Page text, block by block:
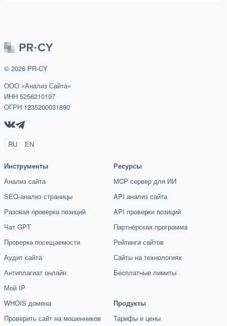
© 2026 PR-CY
ООО «Анализ Сайта»
ИНН 5256210197
ОГРН 1235200031890
RU EN
Инструменты
Анализ сайта
SEO-анализ страницы
Разовая проверка позиций
Чат GPT
Проверка посещаемости
Аудит сайта
Антиплагиат онлайн
Мой IP
WHOIS домена
Проверить сайт на мошенников
Ресурсы
MCP сервер для ИИ
API анализ сайта
API проверки позиций
Партнёрская программа
Рейтинги сайтов
Сайты на технологиях
Бесплатные лимиты
Продукты
Тарифы и цены